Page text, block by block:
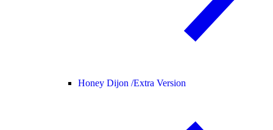
Honey Dijon /Extra Version